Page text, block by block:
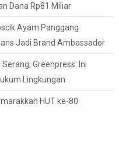
Dana Rp81 Miliar
Ayam Panggang
Jadi Brand Ambassador
Greenpress: Ini
Lingkungan
HUT ke-80